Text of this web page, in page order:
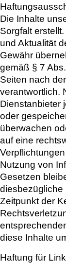
Die Inhalte
Sorgfalt
und Aktualität
Gewähr
gemäß § 7
Seiten nach
verantwortlich.
Dienstanbieter
oder
überwachen
auf eine
Nutzung von
Gesetzen
diesbezügliche
Zeitpunkt der
diese Inhalte
Haftung für